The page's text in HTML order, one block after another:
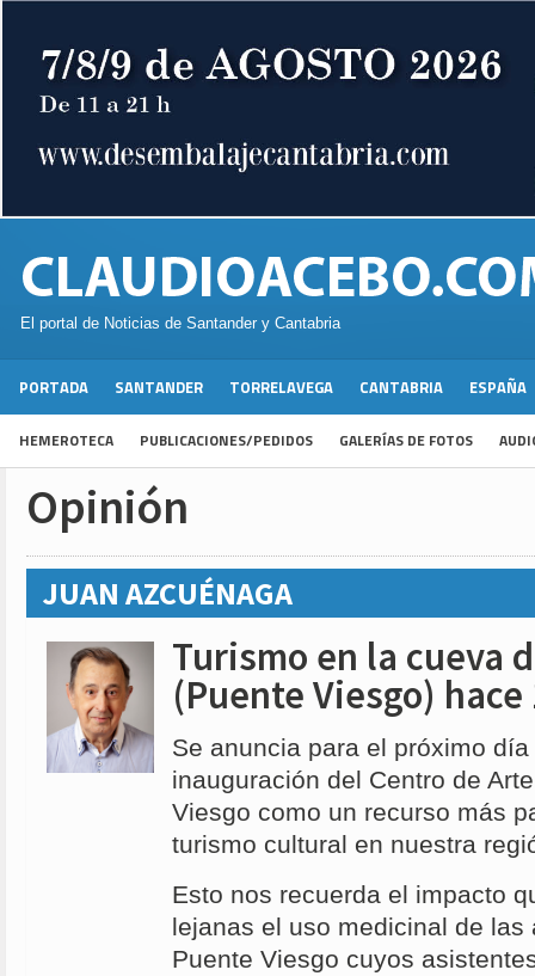
El portal de Noticias de Santander y Cantabria
PORTADA SANTANDER TORRELAVEGA CANTABRIA ESPAÑA
HEMEROTECA PUBLICACIONES/PEDIDOS GALERÍAS DE FOTOS
Opinión
JUAN AZCUÉNAGA
Turismo en la cueva
(Puente Viesgo) hace
Se anuncia para el próximo
inauguración del Centro de
Viesgo como un recurso más
turismo cultural en nuestra
Esto nos recuerda el impacto
lejanas el uso medicinal de las
Puente Viesgo cuyos